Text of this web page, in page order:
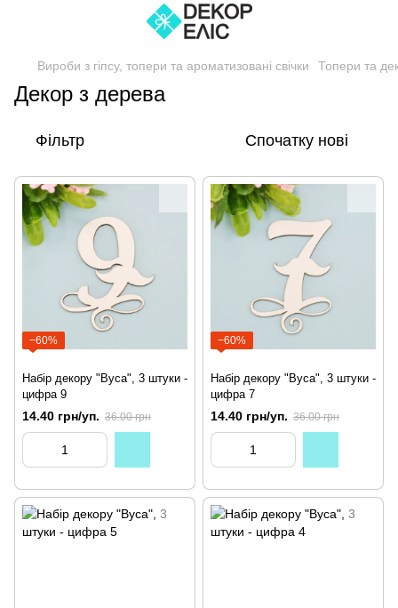
Вироби з гіпсу, топери та ароматизовані свічки Топери та
Декор з дерева
Фільтр Спочатку нові
−60%
Набір декору "Вуса", 3 штуки -
цифра 9
14.40 грн/уп. 36.00 грн
−60%
Набір декору "Вуса", 3 штуки -
цифра 7
14.40 грн/уп. 36.00 грн